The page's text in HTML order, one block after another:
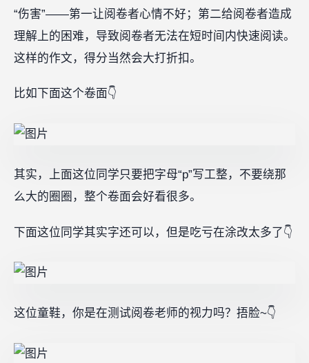
“伤害”——第一让阅卷者心情不好；第二给阅卷者造成
理解上的困难，导致阅卷者无法在短时间内快速阅读。
这样的作文，得分当然会大打折扣。
比如下面这个卷面👇
其实，上面这位同学只要把字母“p”写工整，不要绕那
么大的圈圈，整个卷面会好看很多。
下面这位同学其实字还可以，但是吃亏在涂改太多了👇
这位童鞋，你是在测试阅卷老师的视力吗？捂脸~👇